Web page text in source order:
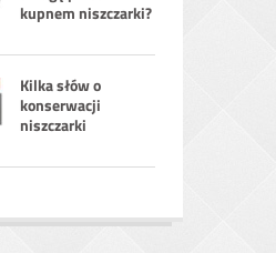
kupnem niszczarki?
Kilka słów o
konserwacji
niszczarki